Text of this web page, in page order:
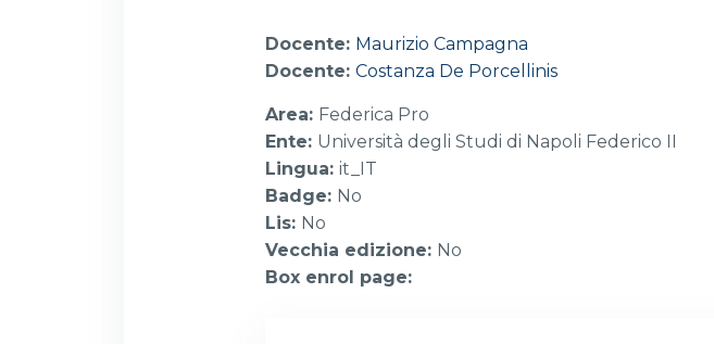
Docente: Maurizio Campagna
Docente: Costanza De Porcellinis
Area: Federica Pro
Ente: Università degli Studi di Napoli Federico II
Lingua: it_IT
Badge: No
Lis: No
Vecchia edizione: No
Box enrol page: